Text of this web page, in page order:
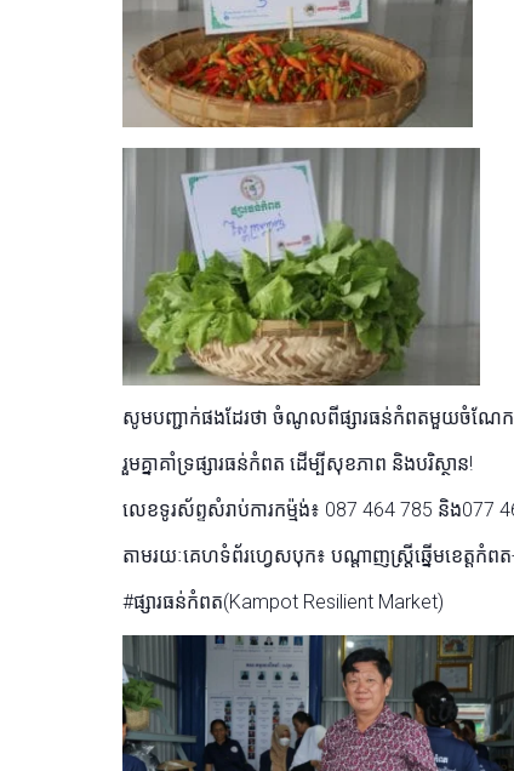
សូមបញ្ជាក់ផងដែរថា ចំណូលពីផ្សារធន់កំពតមួយចំណែកនឹង
រួមគ្នាគាំទ្រផ្សារធន់កំពត ដើម្បីសុខភាព និងបរិស្ថាន!
លេខទូរស័ព្ទសំរាប់ការកម្ម៉ង់៖ 087 464 785 និង077
តាមរយៈគេហទំព័រហ្វេសបុក៖ បណ្តាញស្ត្រីឆ្នើមខេត្តកំព
#ផ្សារធន់កំពត(Kampot Resilient Market)